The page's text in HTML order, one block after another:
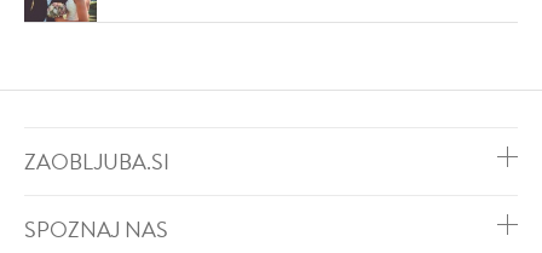
ZAOBLJUBA.SI
SPOZNAJ NAS